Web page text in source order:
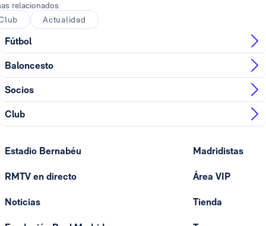
relacionados
Actualidad
Fútbol
Baloncesto
Socios
Club
Estadio Bernabéu
RMTV en directo
Noticias
Madridistas
Área VIP
Tienda